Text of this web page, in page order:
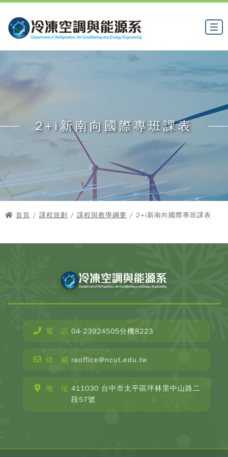
2+i新南向國際專班課表
首頁 / 課程規劃 / 課程與教學綱要 / 2+i新南向國際專班課表
電 話 04-23924505分機8223
信 箱 raoffice@ncut.edu.tw
地 址 411030 台中市太平區坪林里中山路二
段57號